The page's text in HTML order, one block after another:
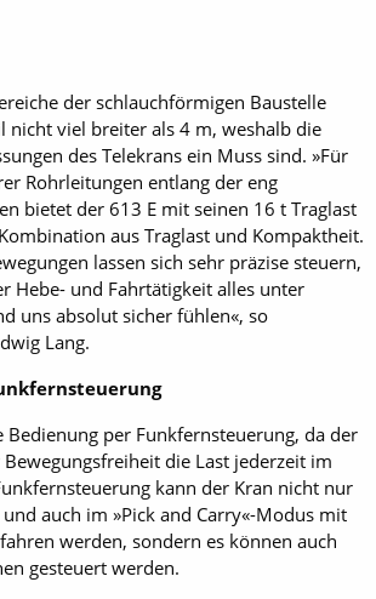
der schlauchförmigen Baustelle
nicht viel breiter als 4 m, weshalb die
des Telekrans ein Muss sind. »Für
Rohrleitungen entlang der eng
bietet der 613 E mit seinen 16 t Traglast
aus Traglast und Kompaktheit.
lassen sich sehr präzise steuern,
Hebe- und Fahrtätigkeit alles unter
uns absolut sicher fühlen«, so
Lang.
per Funkfernsteuerung, da der
die Last jederzeit im
kann der Kran nicht nur
auch im »Pick and Carry«-Modus mit
werden, sondern es können auch
gesteuert werden.